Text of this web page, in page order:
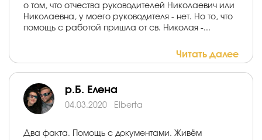
о том, что отчества руководителей Николаевич или
Николаевна, у моего руководителя - нет. Но то, что
помощь с работой пришла от св. Николая -...
Читать далее
р.Б. Елена
04.03.2020 Elberta
Два факта. Помощь с документами. Живём